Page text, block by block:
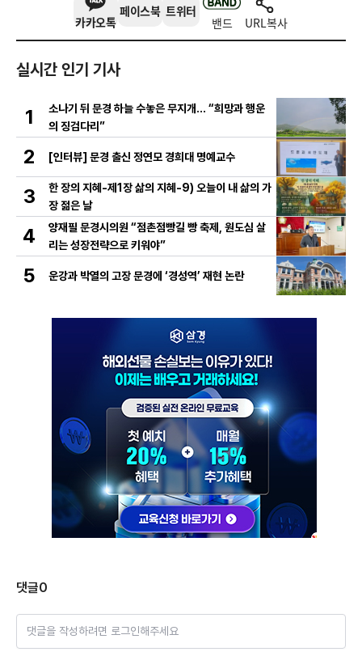
카카오톡
페이스북 트위터
밴드 URL복사
실시간 인기 기사
1
소나기 뒤 문경 하늘 수놓은 무지개… “희망과 행운
의 징검다리”
2 [인터뷰] 문경 출신 정연모 경희대 명예교수
3
한 장의 지혜-제1장 삶의 지혜-9) 오늘이 내 삶의 가
장 젊은 날
4
양재필 문경시의원 “점촌점빵길 빵 축제, 원도심 살
리는 성장전략으로 키워야”
5 운강과 박열의 고장 문경에 ‘경성역’ 재현 논란
댓글0
댓글을 작성하려면 로그인해주세요